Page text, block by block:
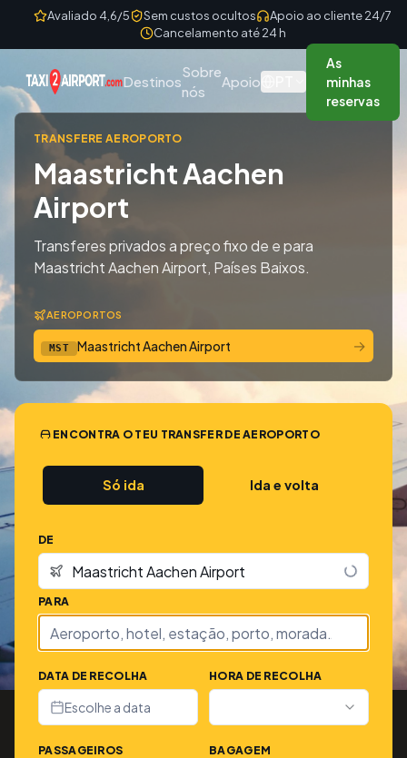
Skip to content
Avaliado 4,6/5 Sem custos ocultos
Apoio ao cliente 24/7
Cancelamento até 24 h
Destinos
Sobre
nós
Apoio
As
minhas
reservas
TRANSFERE AEROPORTO
Maastricht Aachen
Airport
Transferes privados a preço fixo de e para
Maastricht Aachen Airport, Países Baixos.
AEROPORTOS
MST Maastricht Aachen Airport →
ENCONTRA O TEU TRANSFER DE AEROPORTO
Só ida Ida e volta
DE
PARA
DATA DE RECOLHA
Escolhe a data
HORA DE RECOLHA
PASSAGEIROS BAGAGEM